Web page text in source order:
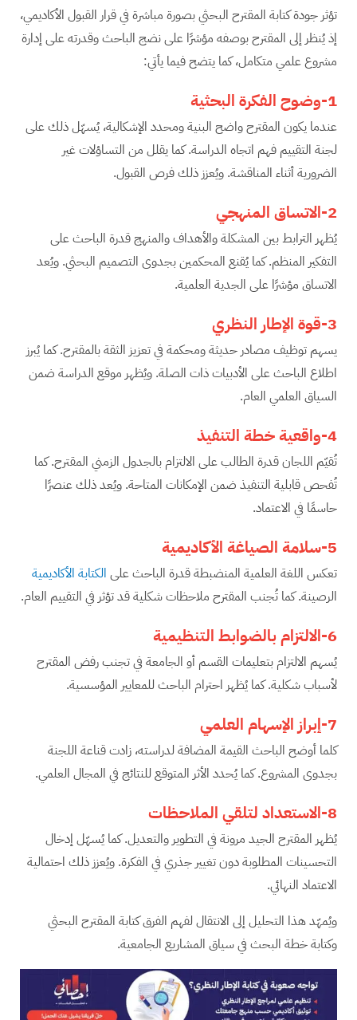
تؤثر جودة كتابة المقترح البحثي بصورة مباشرة في قرار القبول الأكاديمي،
إذ يُنظر إلى المقترح بوصفه مؤشرًا على نضج الباحث وقدرته على إدارة
مشروع علمي متكامل، كما يتضح فيما يأتي:
1-وضوح الفكرة البحثية
عندما يكون المقترح واضح البنية ومحدد الإشكالية، يُسهّل ذلك على
لجنة التقييم فهم اتجاه الدراسة. كما يقلل من التساؤلات غير
الضرورية أثناء المناقشة. ويُعزز ذلك فرص القبول.
2-الاتساق المنهجي
يُظهر الترابط بين المشكلة والأهداف والمنهج قدرة الباحث على
التفكير المنظم. كما يُقنع المحكمين بجدوى التصميم البحثي. ويُعد
الاتساق مؤشرًا على الجدية العلمية.
3-قوة الإطار النظري
يسهم توظيف مصادر حديثة ومحكمة في تعزيز الثقة بالمقترح. كما يُبرز
اطلاع الباحث على الأدبيات ذات الصلة. ويُظهر موقع الدراسة ضمن
السياق العلمي العام.
4-واقعية خطة التنفيذ
تُقيّم اللجان قدرة الطالب على الالتزام بالجدول الزمني المقترح. كما
تُفحص قابلية التنفيذ ضمن الإمكانات المتاحة. ويُعد ذلك عنصرًا
حاسمًا في الاعتماد.
5-سلامة الصياغة الأكاديمية
تعكس اللغة العلمية المنضبطة قدرة الباحث على الكتابة الأكاديمية
الرصينة. كما تُجنب المقترح ملاحظات شكلية قد تؤثر في التقييم العام.
6-الالتزام بالضوابط التنظيمية
يُسهم الالتزام بتعليمات القسم أو الجامعة في تجنب رفض المقترح
لأسباب شكلية. كما يُظهر احترام الباحث للمعايير المؤسسية.
7-إبراز الإسهام العلمي
كلما أوضح الباحث القيمة المضافة لدراسته، زادت قناعة اللجنة
بجدوى المشروع. كما يُحدد الأثر المتوقع للنتائج في المجال العلمي.
8-الاستعداد لتلقي الملاحظات
يُظهر المقترح الجيد مرونة في التطوير والتعديل. كما يُسهّل إدخال
التحسينات المطلوبة دون تغيير جذري في الفكرة. ويُعزز ذلك احتمالية
الاعتماد النهائي.
ويُمهّد هذا التحليل إلى الانتقال لفهم الفرق كتابة المقترح البحثي
وكتابة خطة البحث في سياق المشاريع الجامعية.